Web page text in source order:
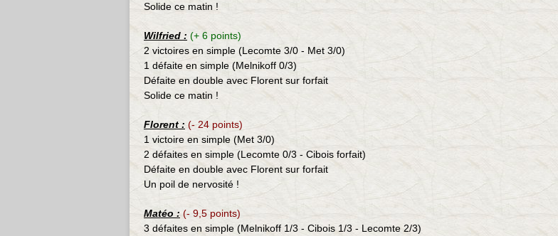
Solide ce matin !
Wilfried : (+ 6 points)
2 victoires en simple (Lecomte 3/0 - Met 3/0)
1 défaite en simple (Melnikoff 0/3)
Défaite en double avec Florent sur forfait
Solide ce matin !
Florent : (- 24 points)
1 victoire en simple (Met 3/0)
2 défaites en simple (Lecomte 0/3 - Cibois forfait)
Défaite en double avec Florent sur forfait
Un poil de nervosité !
Matéo : (- 9,5 points)
3 défaites en simple (Melnikoff 1/3 - Cibois 1/3 - Lecomte 2/3)